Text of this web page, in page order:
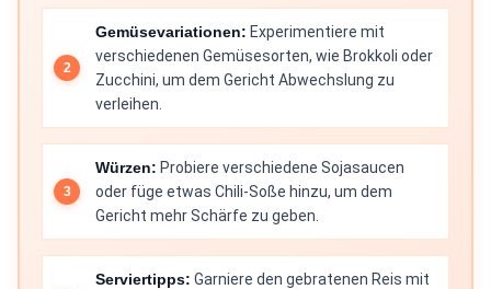
Gemüsevariationen: Experimentiere mit
verschiedenen Gemüsesorten, wie Brokkoli oder
Zucchini, um dem Gericht Abwechslung zu
verleihen.
Würzen: Probiere verschiedene Sojasaucen
oder füge etwas Chili-Soße hinzu, um dem
Gericht mehr Schärfe zu geben.
Serviertipps: Garniere den gebratenen Reis mit